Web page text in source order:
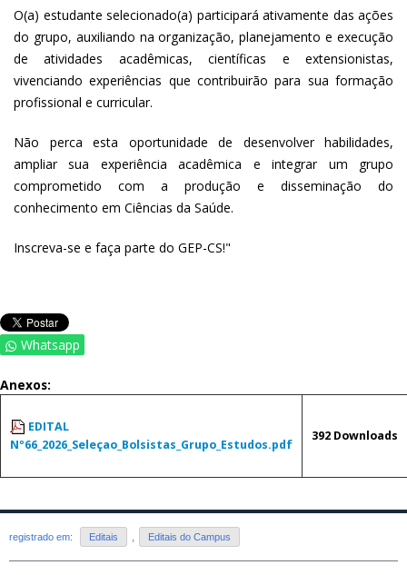
O(a) estudante selecionado(a) participará ativamente das ações
do grupo, auxiliando na organização, planejamento e execução
de atividades acadêmicas, científicas e extensionistas,
vivenciando experiências que contribuirão para sua formação
profissional e curricular.
Não perca esta oportunidade de desenvolver habilidades,
ampliar sua experiência acadêmica e integrar um grupo
comprometido com a produção e disseminação do
conhecimento em Ciências da Saúde.
Inscreva-se e faça parte do GEP-CS!"
Whatsapp
Anexos:
EDITAL
Nº66_2026_Seleçao_Bolsistas_Grupo_Estudos.pdf
392 Downloads
registrado em: Editais Editais do Campus